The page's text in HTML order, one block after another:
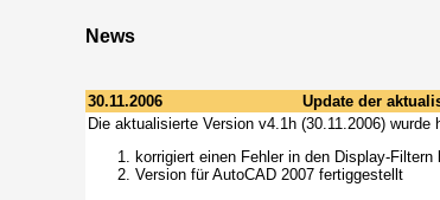
News
30.11.2006
Update der
Die aktualisierte Version v4.1h (30.11.2006)
korrigiert einen Fehler in den Display-
Version für AutoCAD 2007 fertiggestellt